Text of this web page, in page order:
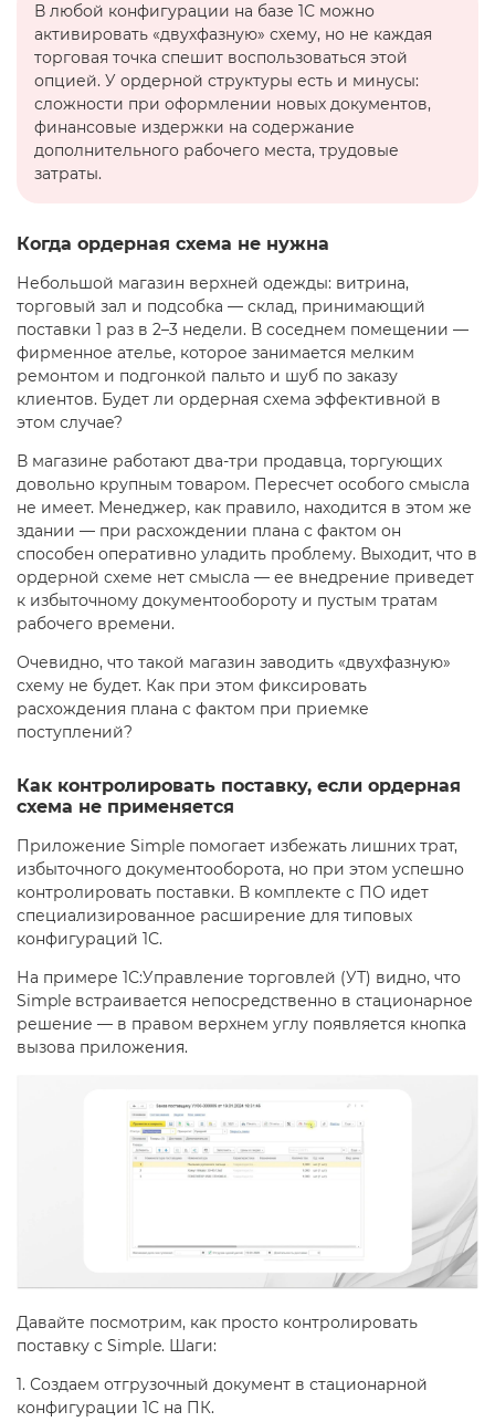
В любой конфигурации на базе 1С можно
активировать «двухфазную» схему, но не каждая
торговая точка спешит воспользоваться этой
опцией. У ордерной структуры есть и минусы:
сложности при оформлении новых документов,
финансовые издержки на содержание
дополнительного рабочего места, трудовые
затраты.
Когда ордерная схема не нужна
Небольшой магазин верхней одежды: витрина,
торговый зал и подсобка — склад, принимающий
поставки 1 раз в 2–3 недели. В соседнем помещении —
фирменное ателье, которое занимается мелким
ремонтом и подгонкой пальто и шуб по заказу
клиентов. Будет ли ордерная схема эффективной в
этом случае?
В магазине работают два-три продавца, торгующих
довольно крупным товаром. Пересчет особого смысла
не имеет. Менеджер, как правило, находится в этом же
здании — при расхождении плана с фактом он
способен оперативно уладить проблему. Выходит, что в
ордерной схеме нет смысла — ее внедрение приведет
к избыточному документообороту и пустым тратам
рабочего времени.
Очевидно, что такой магазин заводить «двухфазную»
схему не будет. Как при этом фиксировать
расхождения плана с фактом при приемке
поступлений?
Как контролировать поставку, если ордерная
схема не применяется
Приложение Simple помогает избежать лишних трат,
избыточного документооборота, но при этом успешно
контролировать поставки. В комплекте с ПО идет
специализированное расширение для типовых
конфигураций 1С.
На примере 1С:Управление торговлей (УТ) видно, что
Simple встраивается непосредственно в стационарное
решение — в правом верхнем углу появляется кнопка
вызова приложения.
Давайте посмотрим, как просто контролировать
поставку с Simple. Шаги:
1. Создаем отгрузочный документ в стационарной
конфигурации 1С на ПК.